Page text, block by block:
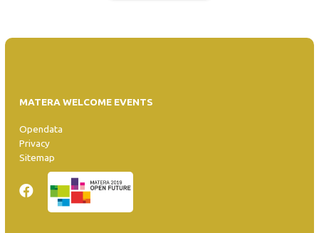
MATERA WELCOME EVENTS
Opendata
Privacy
Sitemap